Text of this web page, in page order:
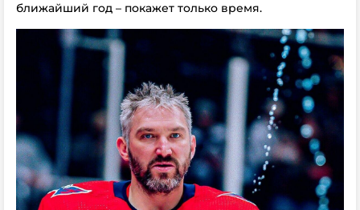
ближайший год – покажет только время.